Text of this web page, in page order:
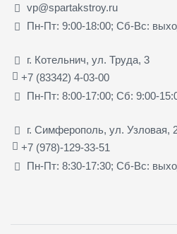
vp@spartakstroy.ru
Пн-Пт: 9:00-18:00; Сб-Вс:
г. Котельнич, ул. Труда, 3
+7 (83342) 4-03-00
Пн-Пт: 8:00-17:00; Сб: 9:00-
г. Симферополь, ул. Узловая,
+7 (978)-129-33-51
Пн-Пт: 8:30-17:30; Сб-Вс: